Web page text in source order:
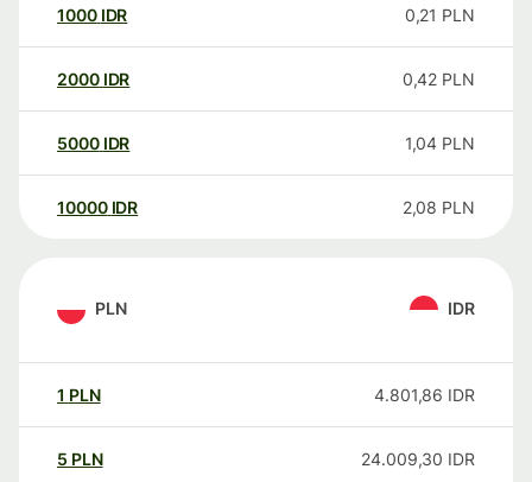
1000 IDR 0,21 PLN
2000 IDR 0,42 PLN
5000 IDR 1,04 PLN
10000 IDR 2,08 PLN
PLN IDR
1 PLN 4.801,86 IDR
5 PLN 24.009,30 IDR